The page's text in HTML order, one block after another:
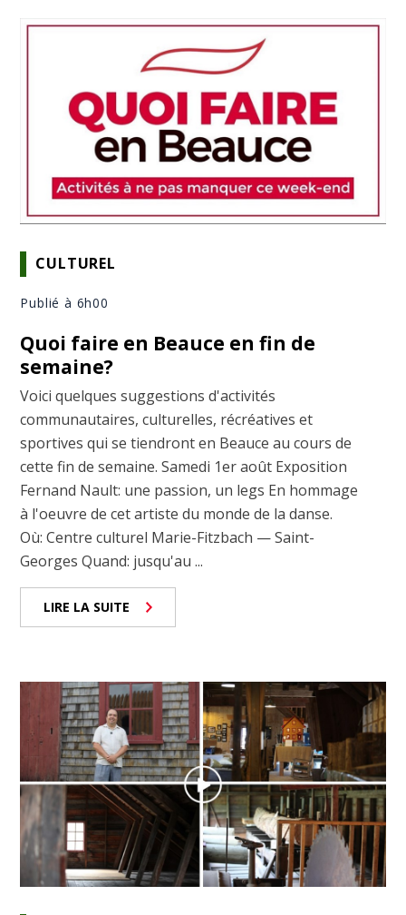
CULTUREL
Publié à 6h00
Quoi faire en Beauce en fin de
semaine?
Voici quelques suggestions d'activités
communautaires, culturelles, récréatives et
sportives qui se tiendront en Beauce au cours de
cette fin de semaine. Samedi 1er août Exposition
Fernand Nault: une passion, un legs En hommage
à l'oeuvre de cet artiste du monde de la danse.
Où: Centre culturel Marie-Fitzbach — Saint-
Georges Quand: jusqu'au ...
LIRE LA SUITE